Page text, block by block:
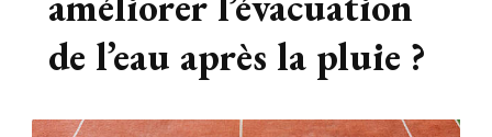
de l’eau après la pluie ?